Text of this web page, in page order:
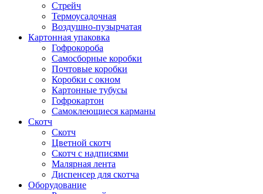
Стрейч
Термоусадочная
Воздушно-пузырчатая
Картонная упаковка
Гофрокороба
Самосборные коробки
Почтовые коробки
Коробки с окном
Картонные тубусы
Гофрокартон
Самоклеющиеся карманы
Скотч
Скотч
Цветной скотч
Скотч с надписями
Малярная лента
Диспенсер для скотча
Оборудование